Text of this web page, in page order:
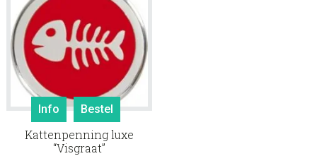
Info Bestel
Kattenpenning luxe
“Visgraat”